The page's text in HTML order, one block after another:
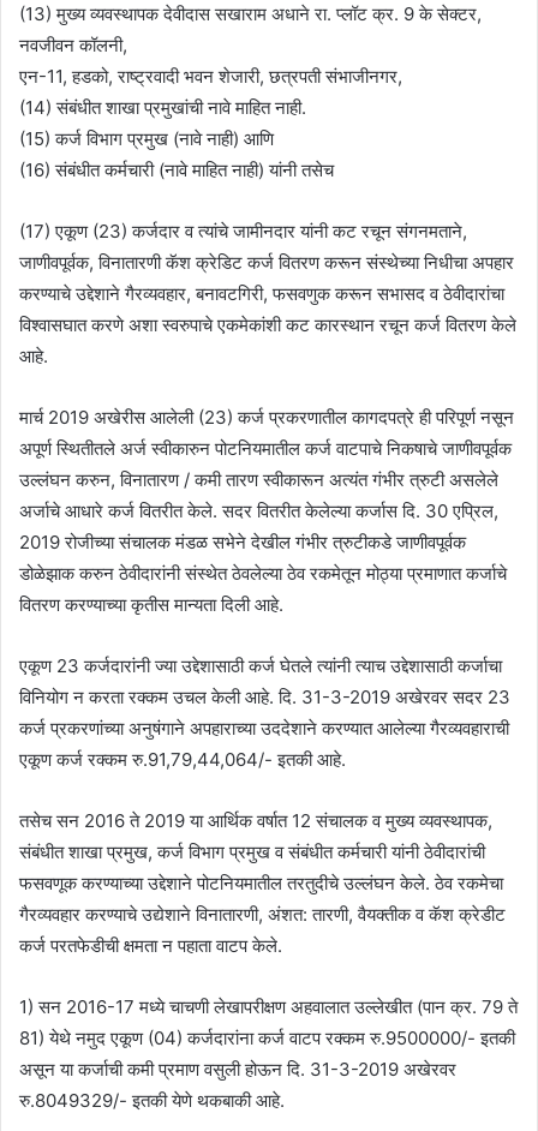
(13) मुख्य व्यवस्थापक देवीदास सखाराम अधाने रा. प्लॉट क्र. 9 के सेक्टर,
नवजीवन कॉलनी,
एन-11, हडको, राष्ट्रवादी भवन शेजारी, छत्रपती संभाजीनगर,
(14) संबंधीत शाखा प्रमुखांची नावे माहित नाही.
(15) कर्ज विभाग प्रमुख (नावे नाही) आणि
(16) संबंधीत कर्मचारी (नावे माहित नाही) यांनी तसेच
(17) एकूण (23) कर्जदार व त्यांचे जामीनदार यांनी कट रचून संगनमताने,
जाणीवपूर्वक, विनातारणी कॅश क्रेडिट कर्ज वितरण करून संस्थेच्या निधीचा अपहार
करण्याचे उद्देशाने गैरव्यवहार, बनावटगिरी, फसवणुक करून सभासद व ठेवीदारांचा
विश्वासघात करणे अशा स्वरुपाचे एकमेकांशी कट कारस्थान रचून कर्ज वितरण केले
आहे.
मार्च 2019 अखेरीस आलेली (23) कर्ज प्रकरणातील कागदपत्रे ही परिपूर्ण नसून
अपूर्ण स्थितीतले अर्ज स्वीकारुन पोटनियमातील कर्ज वाटपाचे निकषाचे जाणीवपूर्वक
उल्लंघन करुन, विनातारण / कमी तारण स्वीकारून अत्यंत गंभीर त्रुटी असलेले
अर्जाचे आधारे कर्ज वितरीत केले. सदर वितरीत केलेल्या कर्जास दि. 30 एप्रिल,
2019 रोजीच्या संचालक मंडळ सभेने देखील गंभीर त्रुटीकडे जाणीवपूर्वक
डोळेझाक करुन ठेवीदारांनी संस्थेत ठेवलेल्या ठेव रकमेतून मोठ्या प्रमाणात कर्जाचे
वितरण करण्याच्या कृतीस मान्यता दिली आहे.
एकूण 23 कर्जदारांनी ज्या उद्देशासाठी कर्ज घेतले त्यांनी त्याच उद्देशासाठी कर्जाचा
विनियोग न करता रक्कम उचल केली आहे. दि. 31-3-2019 अखेरवर सदर 23
कर्ज प्रकरणांच्या अनुषंगाने अपहाराच्या उददेशाने करण्यात आलेल्या गैरव्यवहाराची
एकूण कर्ज रक्कम रु.91,79,44,064/- इतकी आहे.
तसेच सन 2016 ते 2019 या आर्थिक वर्षात 12 संचालक व मुख्य व्यवस्थापक,
संबंधीत शाखा प्रमुख, कर्ज विभाग प्रमुख व संबंधीत कर्मचारी यांनी ठेवीदारांची
फसवणूक करण्याच्या उद्देशाने पोटनियमातील तरतुदीचे उल्लंघन केले. ठेव रकमेचा
गैरव्यवहार करण्याचे उद्येशाने विनातारणी, अंशत: तारणी, वैयक्तीक व कॅश क्रेडीट
कर्ज परतफेडीची क्षमता न पहाता वाटप केले.
1) सन 2016-17 मध्ये चाचणी लेखापरीक्षण अहवालात उल्लेखीत (पान क्र. 79 ते
81) येथे नमुद एकूण (04) कर्जदारांना कर्ज वाटप रक्कम रु.9500000/- इतकी
असून या कर्जाची कमी प्रमाण वसुली होऊन दि. 31-3-2019 अखेरवर
रु.8049329/- इतकी येणे थकबाकी आहे.